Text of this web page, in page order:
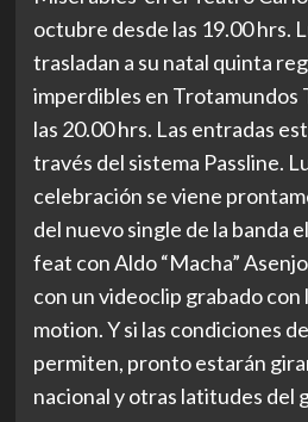
octubre desde las 19.00 hrs.
trasladan a su natal quinta
imperdibles en Trotamundos
las 20.00 hrs. Las entradas
través del sistema Passline.
celebración se viene
del nuevo single de la banda
feat conAldo “Macha” Asenjo
con un videoclip grabado con
motion. Y si las condiciones
permiten, pronto estarán
nacional y otras latitudes del